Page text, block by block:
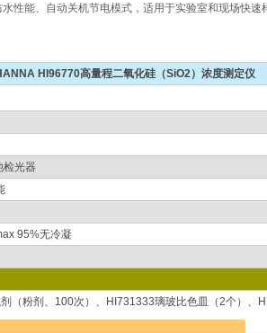
性能、自动关机节电模式，适用于实验室和现场快速
HI96770高量程二氧化硅（SiO2）浓度测定仪
检光器
95%无冷凝
（粉剂、100次）、HI731333璃玻比色皿（2个）、